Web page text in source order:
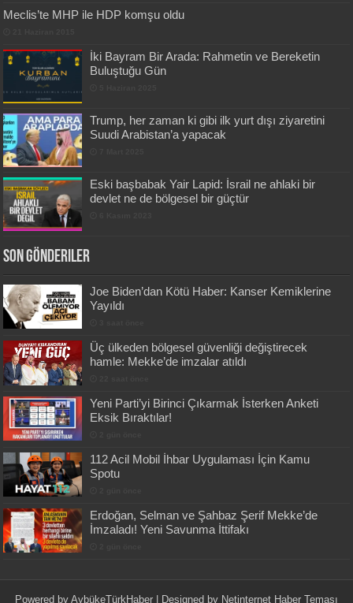
Meclis’te MHP ile HDP komşu oldu
İki Bayram Bir Arada: Rahmetin ve Bereketin
Buluştuğu Gün
Trump, her zaman ki gibi ilk yurt dışı ziyaretini
Suudi Arabistan’a yapacak
Eski başbabak Yair Lapid: İsrail ne ahlaki bir
devlet ne de bölgesel bir güçtür
Son Gönderiler
Joe Biden’dan Kötü Haber: Kanser Kemiklerine
Yayıldı
Üç ülkeden bölgesel güvenliği değiştirecek
hamle: Mekke’de imzalar atıldı
Yeni Parti’yi Birinci Çıkarmak İsterken Anketi
Eksik Bıraktılar!
112 Acil Mobil İhbar Uygulaması İçin Kamu
Spotu
Erdoğan, Selman ve Şahbaz Şerif Mekke’de
İmzaladı! Yeni Savunma İttifakı
Powered by AybükeTürkHaber | Designed by Netinternet Haber Teması